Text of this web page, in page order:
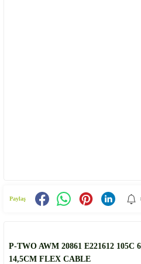
Paylaş
P-TWO AWM 20861 E221612
14,5CM FLEX CABLE